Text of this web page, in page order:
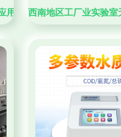
用与设备配置指南
西南地区工厂业实验